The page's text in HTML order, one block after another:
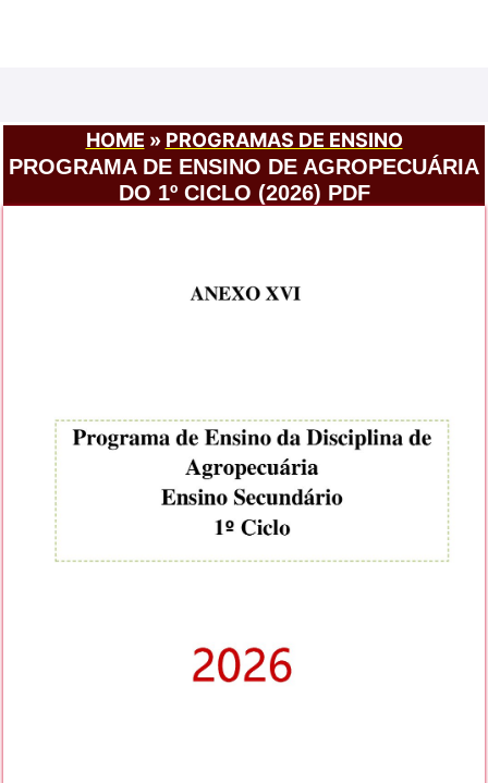
HOME » PROGRAMAS DE ENSINO
PROGRAMA DE ENSINO DE AGROPECUÁRIA
DO 1º CICLO (2026) PDF